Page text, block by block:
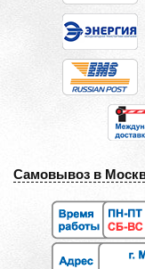
Самовывоз в